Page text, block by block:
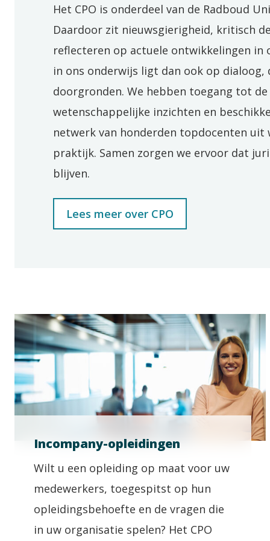
Het CPO is onderdeel van de Radboud
Daardoor zit nieuwsgierigheid, kritisch
reflecteren op actuele ontwikkelingen in
in ons onderwijs ligt dan ook op dialoog,
doorgronden. We hebben toegang tot
wetenschappelijke inzichten en
netwerk van honderden topdocenten uit
praktijk. Samen zorgen we ervoor dat
blijven.
Lees meer over CPO
Incompany-opleidingen
Wilt u een opleiding op maat voor uw
medewerkers, toegespitst op hun
opleidingsbehoefte en de vragen die
in uw organisatie spelen? Het CPO